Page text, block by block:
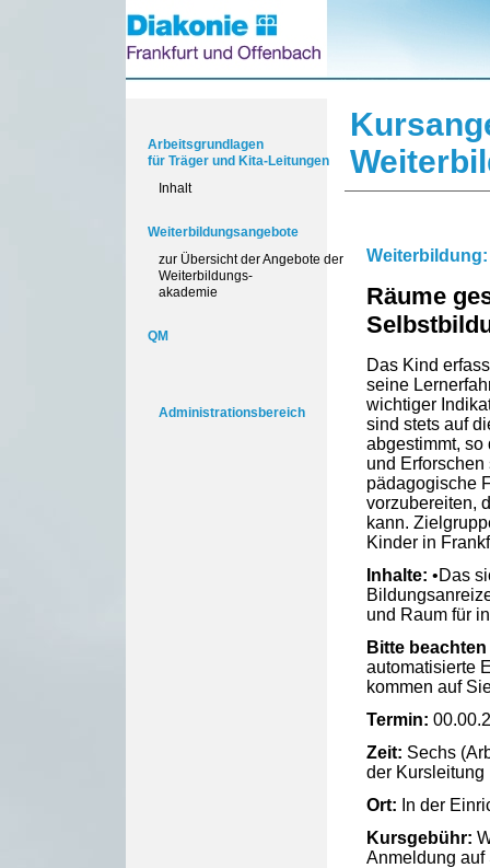
Arbeitsgrundlagen
für Träger und Kita-Leitungen
Inhalt
Weiterbildungsangebote
zur Übersicht der Angebote der
Weiterbildungs-
akademie
QM
Administrationsbereich
Weiterbildung:
Räume
Das Kind
seine
wichtiger
sind stets auf
abgestimmt,
und
pädagogische
vorzubereiten,
kann.
Kinder in
Inhalte: •Das
und Raum für
Bitte beachten
automatisierte
kommen auf
Termin:
Zeit: Sechs
der Kursleitung
Ort: In der
Kursgebühr:
Anmeldung auf